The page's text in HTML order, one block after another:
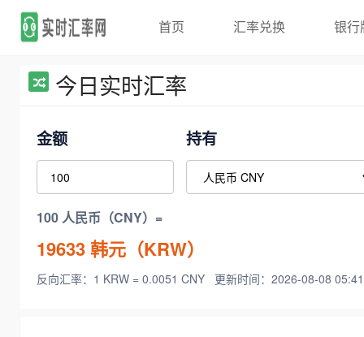
首页 汇率兑换 银行
今日实时汇率
金额 持有
100 人民币（CNY）=
19633韩元（KRW）
反向汇率：1 KRW = 0.0051 CNY 更新时间：2026-08-08